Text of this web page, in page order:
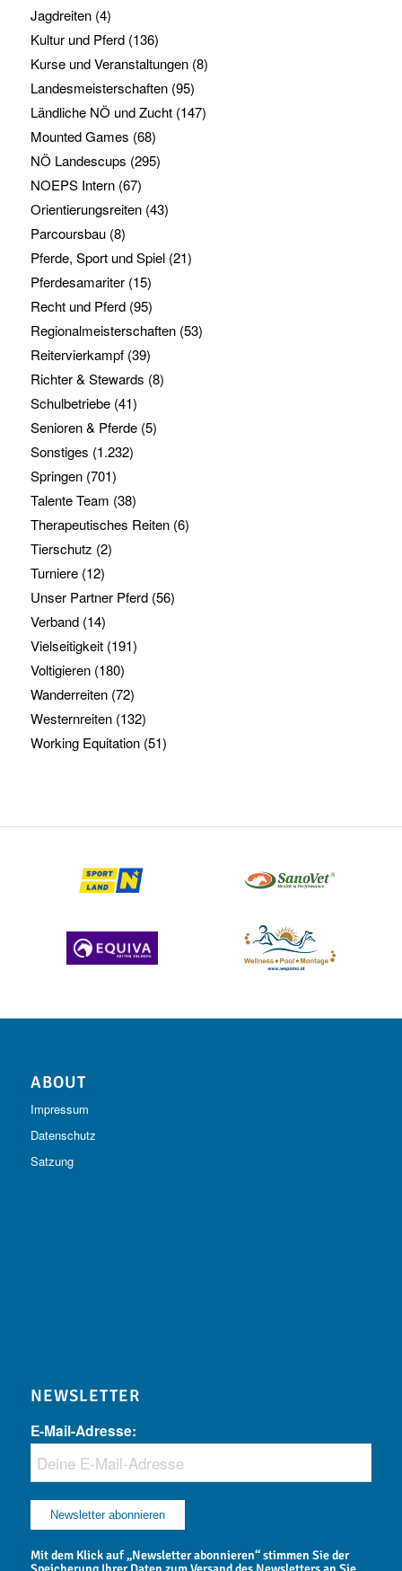
Jagdreiten(4)
Kultur und Pferd(136)
Kurse und Veranstaltungen(8)
Landesmeisterschaften(95)
Ländliche NÖ und Zucht(147)
Mounted Games (68)
NÖ Landescups (295)
NOEPS Intern(67)
Orientierungsreiten(43)
Parcoursbau(8)
Pferde, Sport und Spiel(21)
Pferdesamariter(15)
Recht und Pferd(95)
Regionalmeisterschaften(53)
Reitervierkampf(39)
Richter & Stewards (8)
Schulbetriebe(41)
Senioren & Pferde(5)
Sonstiges (1.232)
Springen(701)
Talente Team (38)
Therapeutisches Reiten(6)
Tierschutz (2)
Turniere(12)
Unser Partner Pferd(56)
Verband(14)
Vielseitigkeit(191)
Voltigieren(180)
Wanderreiten(72)
Westernreiten(132)
Working Equitation(51)
ABOUT
Impressum
Datenschutz
Satzung
NEWSLETTER
E-Mail-Adresse:
Mit dem Klick auf „Newsletter abonnieren“ stimmen Sie der